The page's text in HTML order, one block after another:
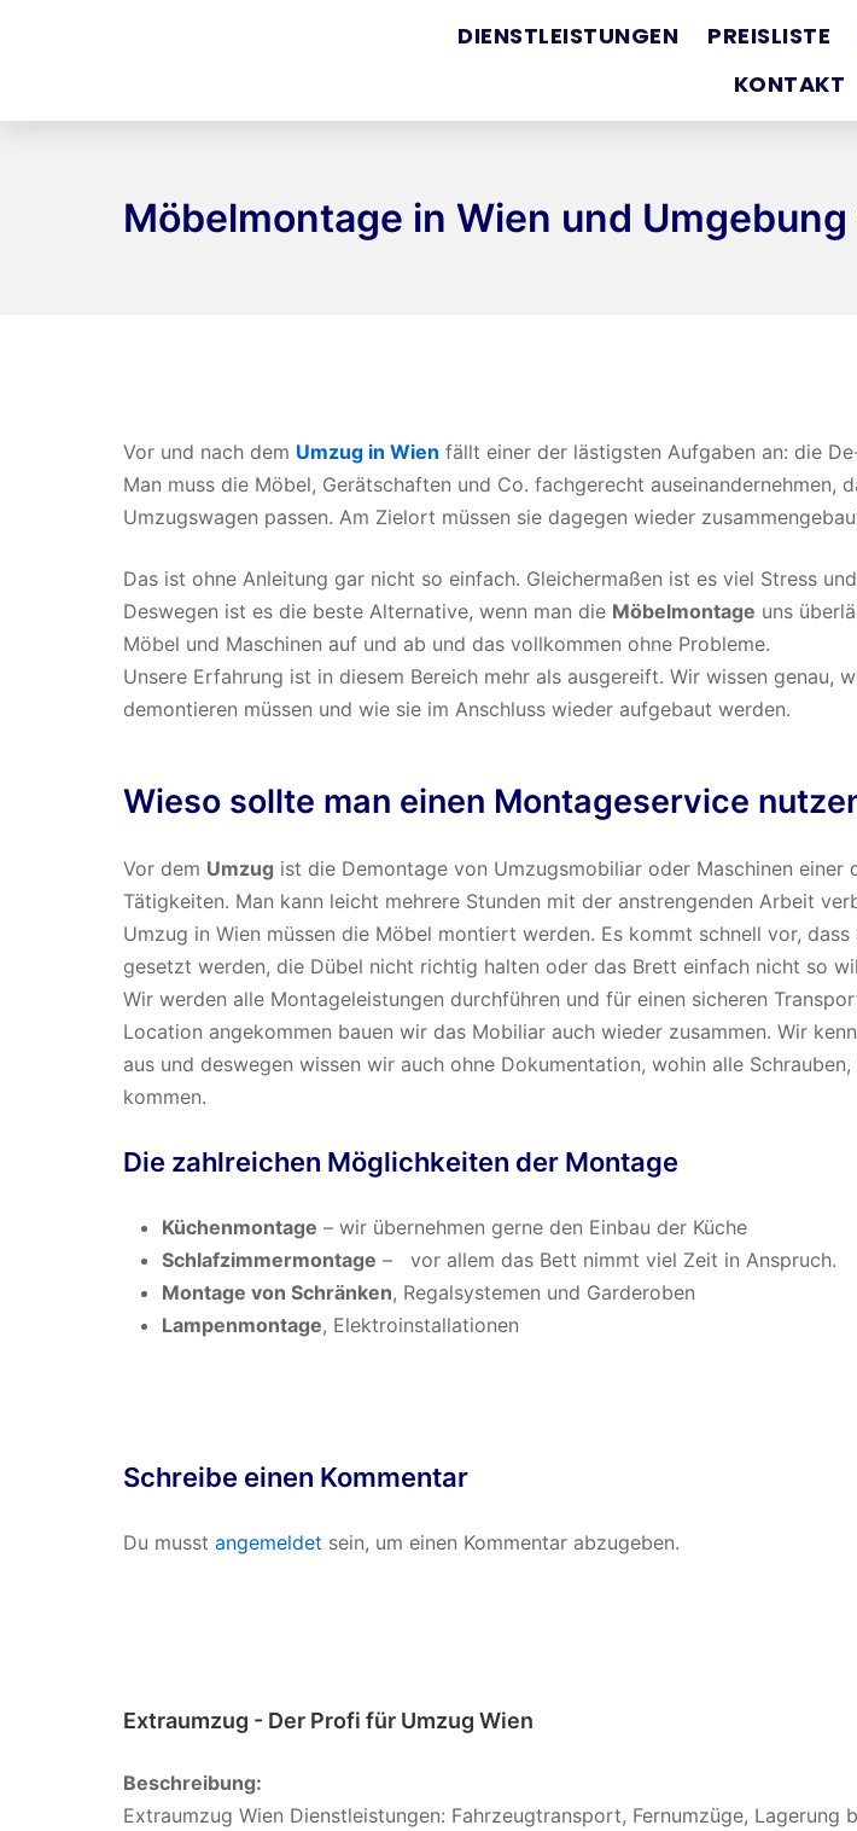
DIENSTLEISTUNGEN PREISLISTE
KONTAKT
Möbelmontage in Wien und
Vor und nach dem Umzug in Wien fällt einer der lästigsten Aufgaben an: die
Man muss die Möbel, Gerätschaften und Co. fachgerecht auseinandernehmen,
Umzugswagen passen. Am Zielort müssen sie dagegen wieder
Das ist ohne Anleitung gar nicht so einfach. Gleichermaßen ist es viel Stress
Deswegen ist es die beste Alternative, wenn man die Möbelmontage uns
Möbel und Maschinen auf und ab und das vollkommen ohne Probleme.
Unsere Erfahrung ist in diesem Bereich mehr als ausgereift. Wir wissen genau,
demontieren müssen und wie sie im Anschluss wieder aufgebaut werden.
Wieso sollte man einen Montageservice
Vor dem Umzug ist die Demontage von Umzugsmobiliar oder Maschinen einer
Tätigkeiten. Man kann leicht mehrere Stunden mit der anstrengenden Arbeit
Umzug in Wien müssen die Möbel montiert werden. Es kommt schnell vor, dass
gesetzt werden, die Dübel nicht richtig halten oder das Brett einfach nicht so
Wir werden alle Montageleistungen durchführen und für einen sicheren
Location angekommen bauen wir das Mobiliar auch wieder zusammen. Wir
aus und deswegen wissen wir auch ohne Dokumentation, wohin alle
kommen.
Die zahlreichen Möglichkeiten der Montage
Küchenmontage – wir übernehmen gerne den Einbau der Küche
Schlafzimmermontage – vor allem das Bett nimmt viel Zeit in Anspruch.
Montage von Schränken, Regalsystemen und Garderoben
Lampenmontage, Elektroinstallationen
Schreibe einen Kommentar
Du musst angemeldet sein, um einen Kommentar abzugeben.
Extraumzug - Der Profi für Umzug Wien
Beschreibung:
Extraumzug Wien Dienstleistungen: Fahrzeugtransport, Fernumzüge,